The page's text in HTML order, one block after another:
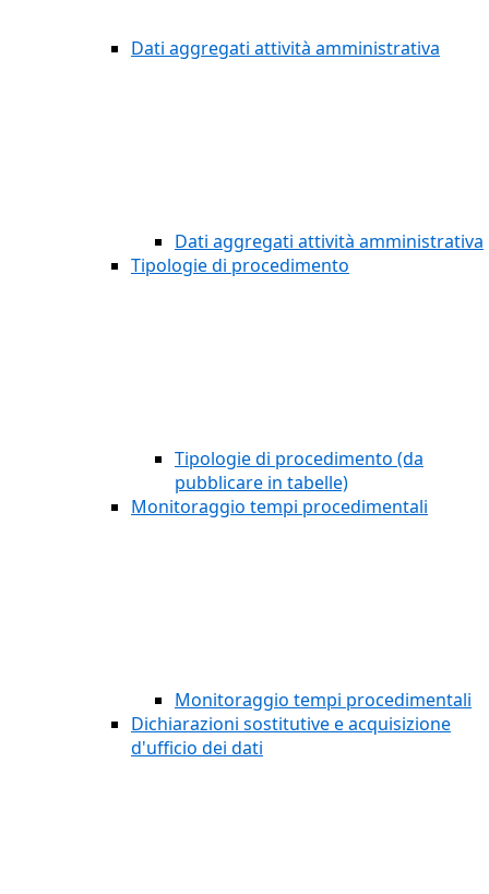
Dati aggregati attività amministrativa
Dati aggregati attività amministrativa
Tipologie di procedimento
Tipologie di procedimento (da
pubblicare in tabelle)
Monitoraggio tempi procedimentali
Monitoraggio tempi procedimentali
Dichiarazioni sostitutive e acquisizione
d'ufficio dei dati